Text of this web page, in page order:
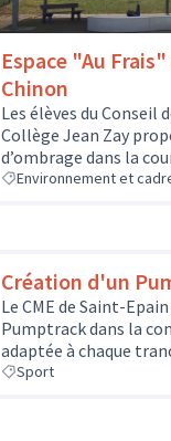
Espace "Au
Chinon
Les élèves du Conseil
Collège Jean Zay
d’ombrage dans la
Environnement et
Création d'un
Le CME de Saint-
Pumptrack dans la
adaptée à chaque
Sport